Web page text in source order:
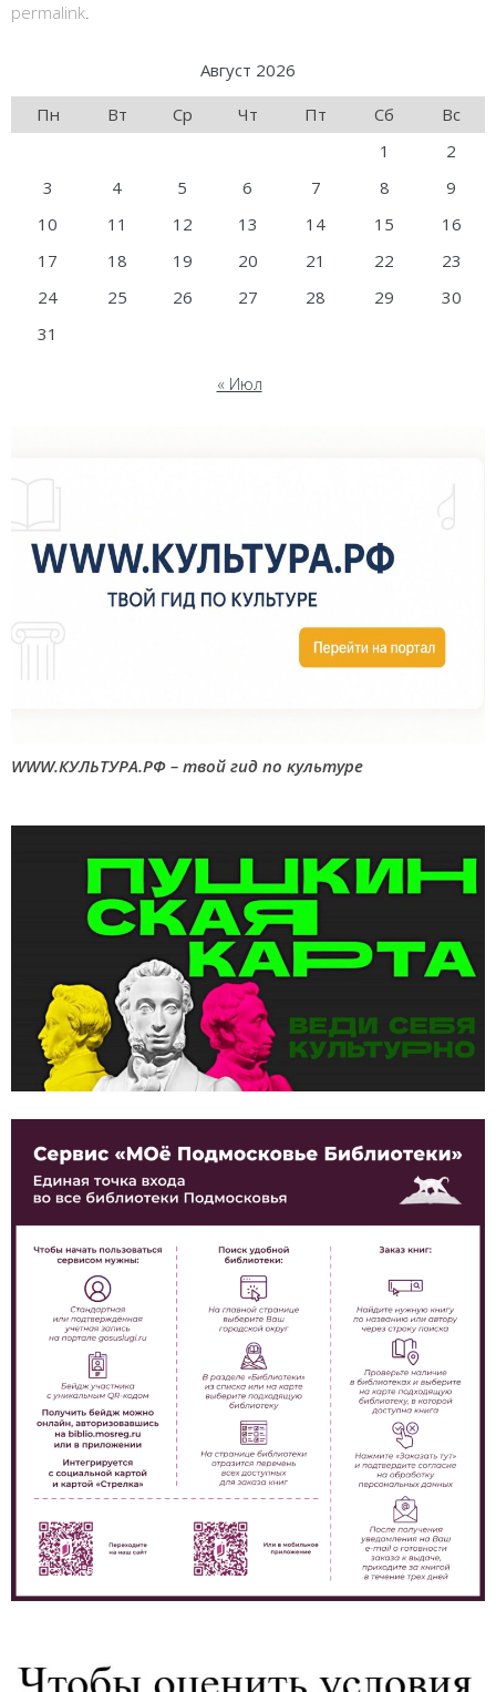
permalink.
Август 2026
Пн
Вт Ср Чт Пт Сб
Вс
1
2
3
4 5 6 7 8
9
10
11 12 13 14 15
16
17
18 19 20 21 22
23
24
25 26 27 28 29
30
31
« Июл
WWW.КУЛЬТУРА.РФ – твой гид по культуре